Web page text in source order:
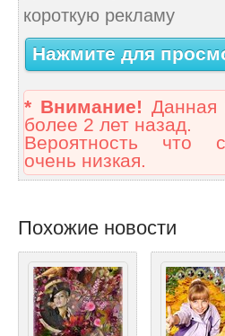
короткую рекламу
Нажмите для
* Внимание! Данная
более 2 лет назад.
Вероятность что
очень низкая.
Похожие новости